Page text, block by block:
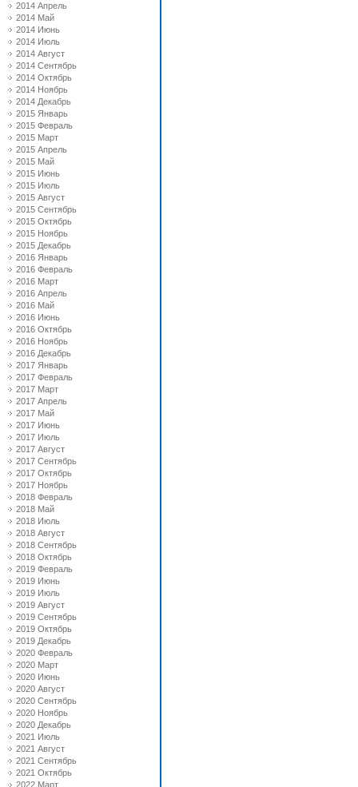
2014 Апрель
2014 Май
2014 Июнь
2014 Июль
2014 Август
2014 Сентябрь
2014 Октябрь
2014 Ноябрь
2014 Декабрь
2015 Январь
2015 Февраль
2015 Март
2015 Апрель
2015 Май
2015 Июнь
2015 Июль
2015 Август
2015 Сентябрь
2015 Октябрь
2015 Ноябрь
2015 Декабрь
2016 Январь
2016 Февраль
2016 Март
2016 Апрель
2016 Май
2016 Июнь
2016 Октябрь
2016 Ноябрь
2016 Декабрь
2017 Январь
2017 Февраль
2017 Март
2017 Апрель
2017 Май
2017 Июнь
2017 Июль
2017 Август
2017 Сентябрь
2017 Октябрь
2017 Ноябрь
2018 Февраль
2018 Май
2018 Июль
2018 Август
2018 Сентябрь
2018 Октябрь
2019 Февраль
2019 Июнь
2019 Июль
2019 Август
2019 Сентябрь
2019 Октябрь
2019 Декабрь
2020 Февраль
2020 Март
2020 Июнь
2020 Август
2020 Сентябрь
2020 Ноябрь
2020 Декабрь
2021 Июль
2021 Август
2021 Сентябрь
2021 Октябрь
2022 Март